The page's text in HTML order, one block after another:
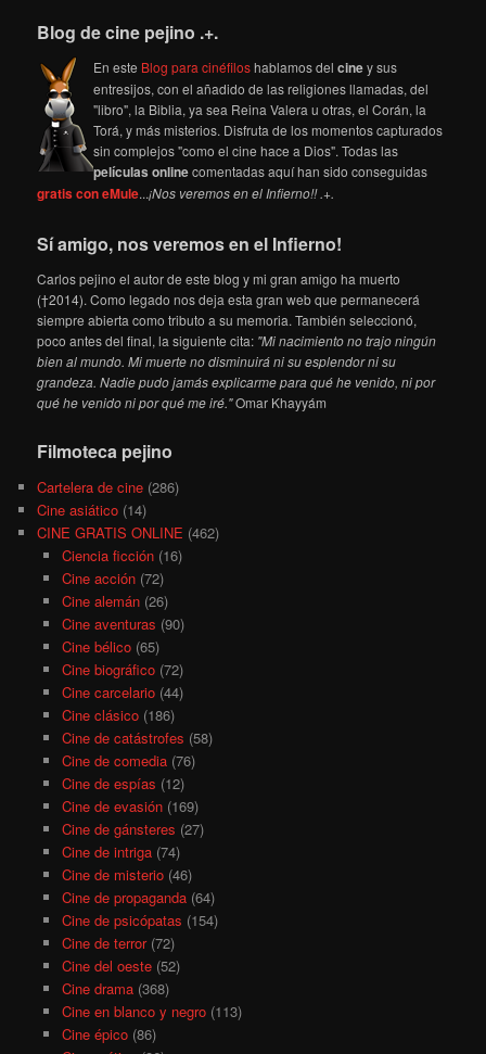
Blog de cine pejino .+.
En este Blog para cinéfiloshablamos delciney sus
entresijos, con el añadido de las religiones llamadas, del
"libro", la Biblia, ya sea Reina Valera u otras, el Corán, la
Torá, y más misterios. Disfruta de los momentos capturados
sin complejos "como el cine hace a Dios". Todas las
películas onlinecomentadas aquí han sido conseguidas
gratis con eMule...¡Nos veremos en el Infierno!! .+.
Sí amigo, nos veremos en el Infierno!
Carlos pejino el autor de este blog y mi gran amigo ha muerto
(†2014). Como legado nos deja esta gran web que permanecerá
siempre abierta como tributo a su memoria. También seleccionó,
poco antes del final, la siguiente cita: "Mi nacimiento no trajo ningún
bien al mundo. Mi muerte no disminuirá ni su esplendor ni su
grandeza. Nadie pudo jamás explicarme para qué he venido, ni por
qué he venido ni por qué me iré."Omar Khayyám
Filmoteca pejino
Cartelera de cine (286)
Cine asiático (14)
CINE GRATIS ONLINE (462)
Ciencia ficción(16)
Cine acción(72)
Cine alemán(26)
Cine aventuras (90)
Cine bélico(65)
Cine biográfico(72)
Cine carcelario(44)
Cine clásico(186)
Cine de catástrofes (58)
Cine de comedia(76)
Cine de espías (12)
Cine de evasión(169)
Cine de gánsteres (27)
Cine de intriga(74)
Cine de misterio(46)
Cine de propaganda(64)
Cine de psicópatas (154)
Cine de terror(72)
Cine del oeste(52)
Cine drama(368)
Cine en blanco y negro(113)
Cine épico(86)